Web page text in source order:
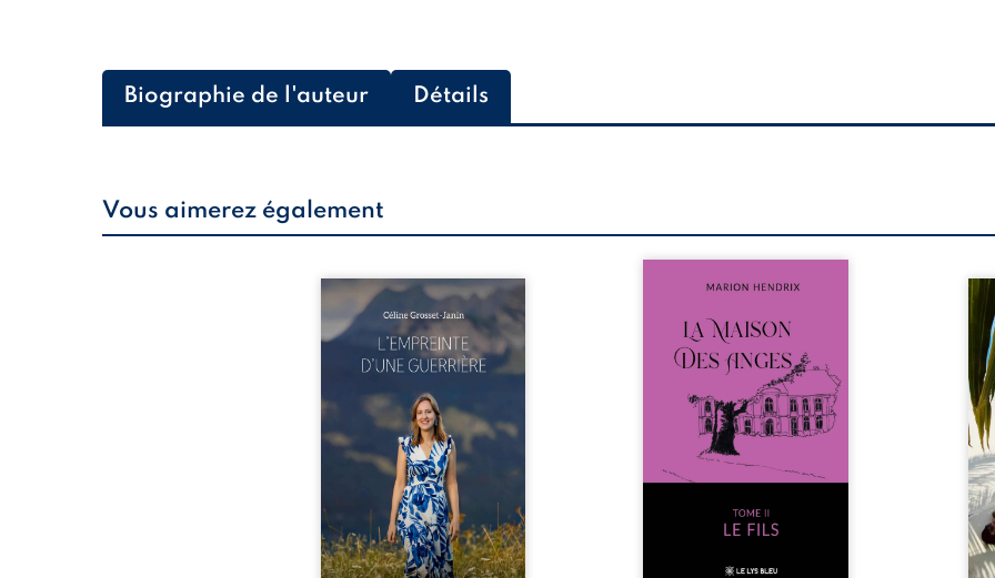
Biographie de l'auteur Détails
Vous aimerez également
Que reste-t-il de l’enfance
lorsque la maladie impose ses
propres règles ? L’empreinte
d’une guerrière livre, sans
détour, le récit d’un quotidien
bouleversé par la maladie
chronique, l’errance médicale
et de longues hospitalisations.
L’auteure y raconte ce que les
dossiers médicaux taisent : la
peur, l’isolement, l’épuisement
et le sentiment de ne pas ...
Nous sommes en 1979, soit 15
patriarche Anatole-Eustache.
La famille devra affronter non
seulement un inconnu qui rôde
autour du domaine et dont
Firmin, le fidèle majordome,
redoute les visites, le passé
encombrant d’Anatole-
Eustache, la malédiction
familiale, mais aussi la toute-
puissance de Gauthier. Mais
comment dompter cet enfant
avant qu’il ...
Au
eux,